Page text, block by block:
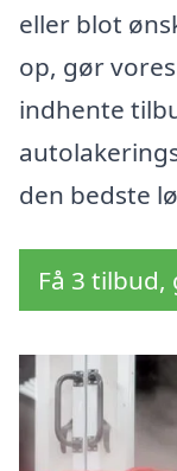
eller blot
op, gør
indhente
den bedste
Få 3